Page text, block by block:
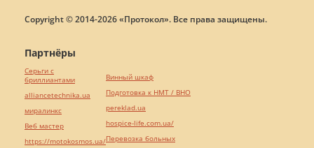
Copyright © 2014-2026 «Протокол». Все права защищены.
Партнёры
Серьги с
бриллиантами
alliancetechnika.ua
миралинкс
Веб мастер
https://motokosmos.ua/
Винный шкаф
Подготовка к НМТ / ВНО
pereklad.ua
hospice-life.com.ua/
Перевозка больных